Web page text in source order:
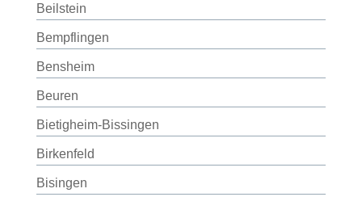
Beilstein
Bempflingen
Bensheim
Beuren
Bietigheim-Bissingen
Birkenfeld
Bisingen